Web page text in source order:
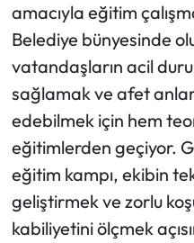
amacıyla eğitim
Belediye bünyesinde
vatandaşların acil
sağlamak ve afet
edebilmek için hem
eğitimlerden geçiyor.
eğitim kampı, ekibin
geliştirmek ve zorlu
kabiliyetini ölçmek